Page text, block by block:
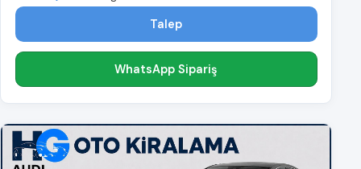
Talep
WhatsApp Sipariş